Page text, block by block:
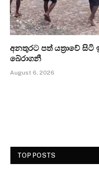
අනතුරට පත් යත්‍රාවේ සිටි
බේරාගනී
August 6, 2026
TOP POSTS